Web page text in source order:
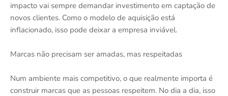
impacto vai sempre demandar investimento em captação de
novos clientes. Como o modelo de aquisição está
inflacionado, isso pode deixar a empresa inviável.
Marcas não precisam ser amadas, mas respeitadas
Num ambiente mais competitivo, o que realmente importa é
construir marcas que as pessoas respeitem. No dia a dia, isso